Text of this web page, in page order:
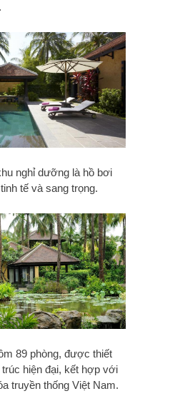
nghỉ dưỡng là hồ bơi
tế và sang trọng.
89 phòng, được thiết
hiện đại, kết hợp với
truyền thống Việt Nam.